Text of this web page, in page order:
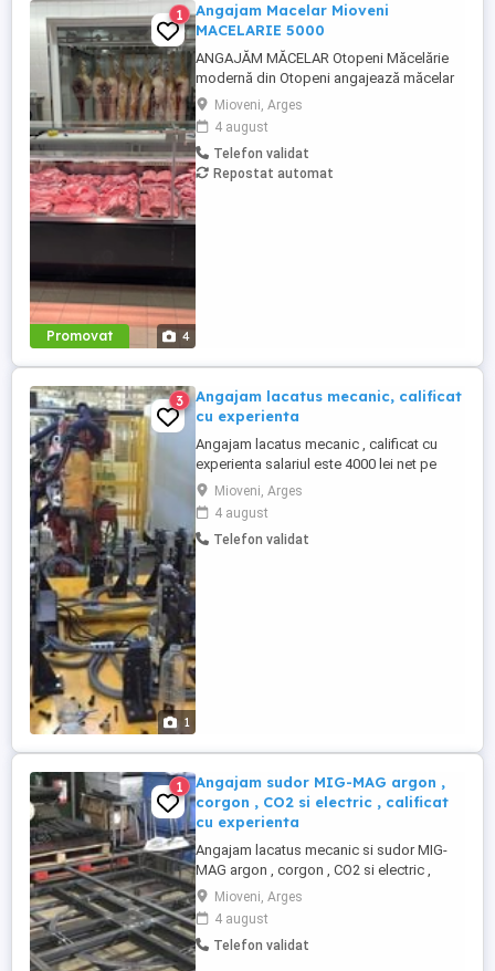
Promovat 4
1
Angajam Macelar Mioveni
MACELARIE 5000
ANGAJĂM MĂCELAR Otopeni Măcelărie
modernă din Otopeni angajează măcelar
cu experiență. Cerințe: Experiență în
tranșarea și fasonarea cărnii de porc, vită
și pasăre; Seriozitate, atenție la detalii și
spirit de echipă; Respectarea normelor de
igienă și siguranță alimentară; Experiența
Mioveni, Arges
4 august
Telefon validat
Repostat automat
1
3
Angajam lacatus mecanic, calificat
cu experienta
Angajam lacatus mecanic , calificat cu
experienta salariul este 4000 lei net pe
cartea de munca. Program de lucru de la 7
la 15.00 numai schimbul 1. nu se lucreaza
alt schimb. Atelierul in Colibasi langa uzina
DACIA.
Mioveni, Arges
4 august
Telefon validat
1
Angajam sudor MIG-MAG argon ,
corgon , CO2 si electric , calificat
cu experienta
Angajam lacatus mecanic si sudor MIG-
MAG argon , corgon , CO2 si electric ,
calificat cu experienta salariul este 4000 lei
net pe cartea de munca. Program de lucru
de la 7 la 15.00 numai schimbul 1. nu se
lucreaza alt schimb. Atelierul in Colibasi
Mioveni, Arges
4 august
Telefon validat